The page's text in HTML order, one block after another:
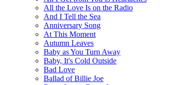
All the Love Is on the Radio
And I Tell the Sea
Anniversary Song
At This Moment
Autumn Leaves
Baby as You Turn Away
Baby, It's Cold Outside
Bad Love
Ballad of Billie Joe